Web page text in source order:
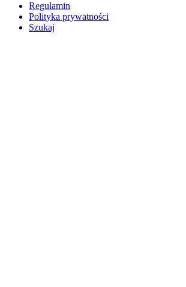
Regulamin
Polityka prywatności
Szukaj